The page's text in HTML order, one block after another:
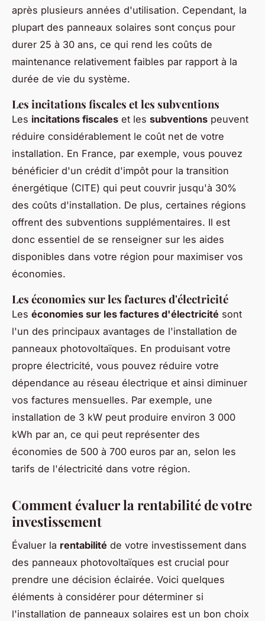
après plusieurs années d'utilisation. Cependant, la
plupart des panneaux solaires sont conçus pour
durer 25 à 30 ans, ce qui rend les coûts de
maintenance relativement faibles par rapport à la
durée de vie du système.
Les incitations fiscales et les subventions
Les incitations fiscales et les subventions peuvent
réduire considérablement le coût net de votre
installation. En France, par exemple, vous pouvez
bénéficier d'un crédit d'impôt pour la transition
énergétique (CITE) qui peut couvrir jusqu'à 30%
des coûts d'installation. De plus, certaines régions
offrent des subventions supplémentaires. Il est
donc essentiel de se renseigner sur les aides
disponibles dans votre région pour maximiser vos
économies.
Les économies sur les factures d'électricité
Les économies sur les factures d'électricité sont
l'un des principaux avantages de l'installation de
panneaux photovoltaïques. En produisant votre
propre électricité, vous pouvez réduire votre
dépendance au réseau électrique et ainsi diminuer
vos factures mensuelles. Par exemple, une
installation de 3 kW peut produire environ 3 000
kWh par an, ce qui peut représenter des
économies de 500 à 700 euros par an, selon les
tarifs de l'électricité dans votre région.
Comment évaluer la rentabilité de votre
investissement
Évaluer la rentabilité de votre investissement dans
des panneaux photovoltaïques est crucial pour
prendre une décision éclairée. Voici quelques
éléments à considérer pour déterminer si
l'installation de panneaux solaires est un bon choix